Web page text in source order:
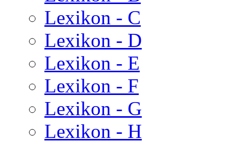
Lexikon - C
Lexikon - D
Lexikon - E
Lexikon - F
Lexikon - G
Lexikon - H